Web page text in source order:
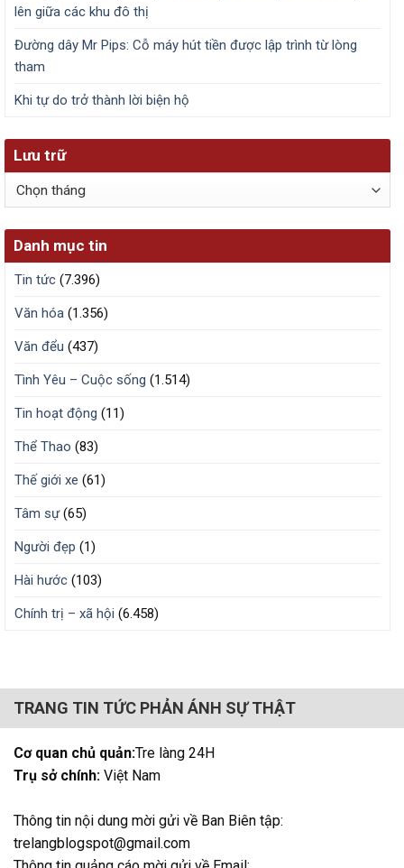
lên giữa các khu đô thị
Đường dây Mr Pips: Cỗ máy hút tiền được lập trình từ lòng
tham
Khi tự do trở thành lời biện hộ
Lưu trữ
Lưu
Danh mục tin
Tin tức (7.396)
Văn hóa (1.356)
Văn đểu (437)
Tình Yêu – Cuộc sống (1.514)
Tin hoạt động (11)
Thể Thao (83)
Thế giới xe (61)
Tâm sự(65)
Người đẹp (1)
Hài hước (103)
Chính trị – xã hội (6.458)
TRANG TIN TỨC PHẢN ÁNH SỰ THẬT
Cơ quan chủ quản:Tre làng 24H
Trụ sở chính: Việt Nam
Thông tin nội dung mời gửi về Ban Biên tập:
trelangblogspot@gmail.com